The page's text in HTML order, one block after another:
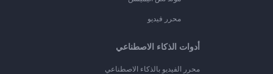
محرر فيديو
أدوات الذكاء الاصطناعي
محرر الفيديو بالذكاء الاصطناعي